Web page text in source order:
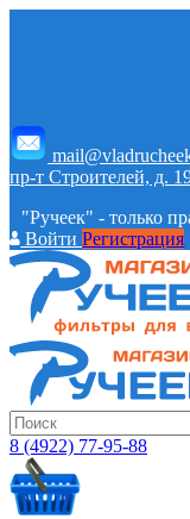
пр-т Строителей, д.
"Ручеек" - только
ВойтиРегистрация
8 (4922) 77-95-88